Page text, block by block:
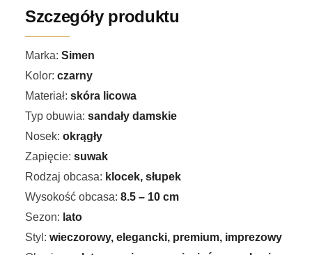
Szczegóły produktu
Marka: Simen
Kolor: czarny
Materiał: skóra licowa
Typ obuwia: sandały damskie
Nosek: okrągły
Zapięcie: suwak
Rodzaj obcasa: klocek, słupek
Wysokość obcasa: 8.5 – 10 cm
Sezon: lato
Styl: wieczorowy, elegancki, premium, imprezowy